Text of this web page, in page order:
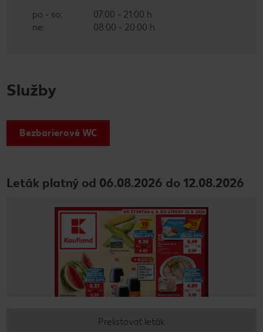
po - so:
07:00 - 21:00 h
ne:
08:00 - 20:00 h
Služby
Bezbarierové WC
Leták platný od 06.08.2026 do 12.08.2026
Prelistovať leták